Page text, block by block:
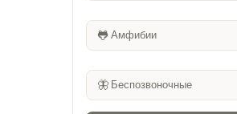
🐸 Амфибии
🦋 Беспозвоночные